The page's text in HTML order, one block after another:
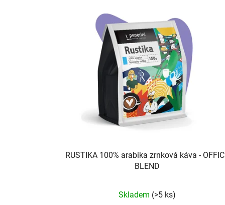
RUSTIKA 100% arabika zrnková káva -
BLEND
hodnocení
Skladem (>5 ks)